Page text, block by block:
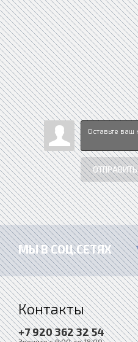
ОТПРАВИТЬ
МЫ В СОЦ.СЕТЯХ
Контакты
+7 920 362 32 54